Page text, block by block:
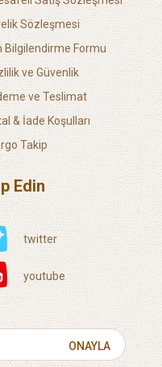
Sözleşmesi
Bilgilendirme Formu
ve Güvenlik
ve Teslimat
& İade Koşulları
Takip
Edin
twitter
youtube
ONAYLA